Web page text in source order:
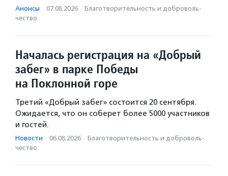
Анонсы · 07.08.2026 · Благотвори­тель­ность и доброволь­
чест­во
Началась регистрация на «Добрый
забег» в парке Победы
на Поклонной горе
Третий «Добрый забег» состоится 20 сентября.
Ожидается, что он соберет более 5000 участников
и гостей.
Новости · 06.08.2026 · Благотвори­тель­ность и доброволь­
чест­во